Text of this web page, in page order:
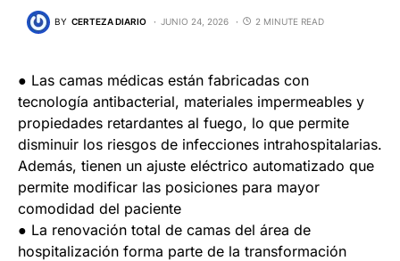
BY CERTEZA DIARIO JUNIO 24, 2026 2 MINUTE READ
● Las camas médicas están fabricadas con
tecnología antibacterial, materiales impermeables y
propiedades retardantes al fuego, lo que permite
disminuir los riesgos de infecciones intrahospitalarias.
Además, tienen un ajuste eléctrico automatizado que
permite modificar las posiciones para mayor
comodidad del paciente
● La renovación total de camas del área de
hospitalización forma parte de la transformación